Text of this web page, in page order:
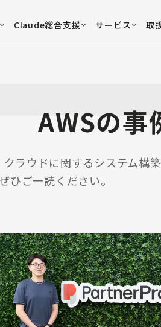
Claude総合支援 サービス 取
AWSの事
ラウドに関するシステム構
ひご一読ください。